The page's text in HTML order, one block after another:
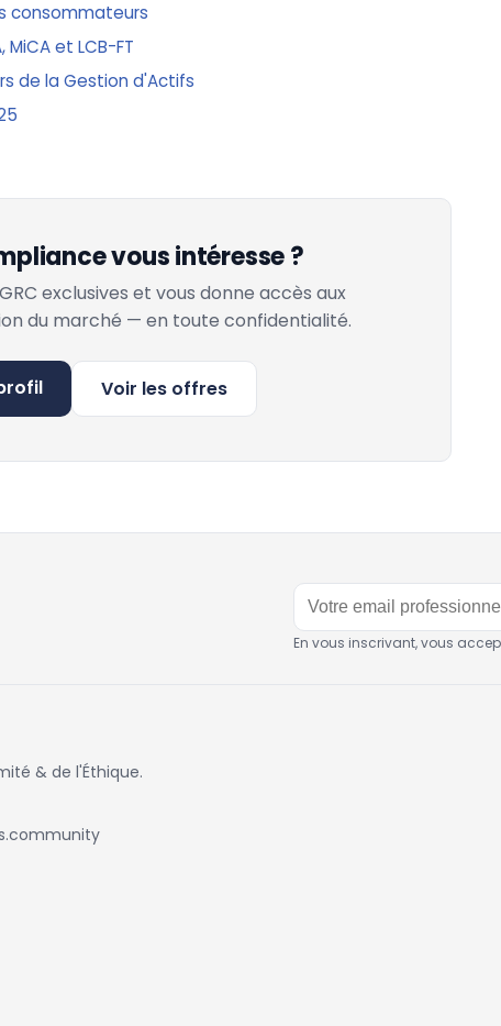
consommateurs
MiCA et LCB-FT
de la Gestion d'Actifs
vous intéresse ?
exclusives et vous donne accès aux
du marché — en toute confidentialité.
Voir les offres
En vous inscrivant, vous
& de l'Éthique.